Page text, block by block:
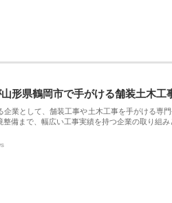
形県鶴岡市で手がける舗装土木工
業として、舗装工事や土木工事を手がける専
備まで、幅広い工事実績を持つ企業の取り組み